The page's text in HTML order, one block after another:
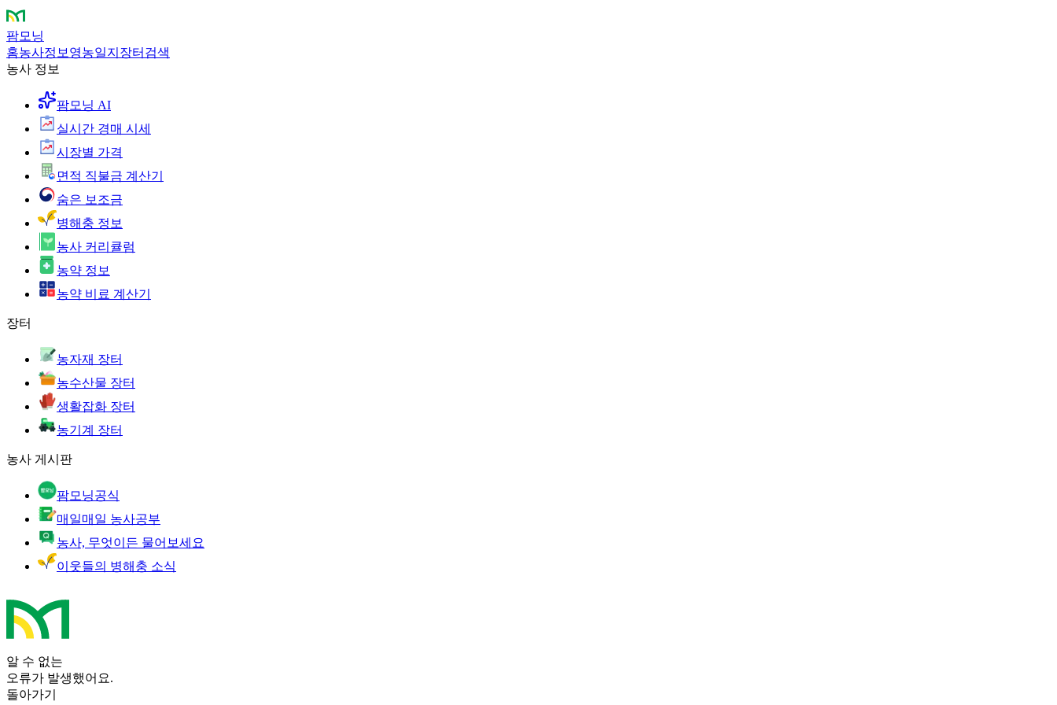
팜모닝
홈농사정보 영농일지 장터 검색
농사 정보
팜모닝 AI
실시간 경매 시세
시장별 가격
면적 직불금 계산기
숨은 보조금
병해충 정보
농사 커리큘럼
농약 정보
농약 비료 계산기
장터
농자재 장터
농수산물 장터
생활잡화 장터
농기계 장터
농사 게시판
팜모닝공식
매일매일 농사공부
농사, 무엇이든 물어보세요
이웃들의 병해충 소식
알 수 없는
오류가 발생했어요.
돌아가기